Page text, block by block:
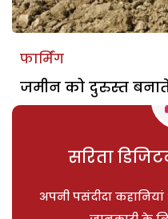
फार्मिंग
जमीन को दुरुस्त
सरिता
अपनी पसंदीदा